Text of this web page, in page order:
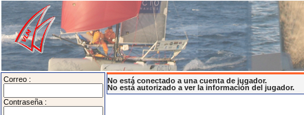
Correo :
Contraseña :
No está conectado a una cuenta de jugador.
No está autorizado a ver la información del jugador.